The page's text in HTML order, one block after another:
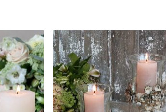
Add to
wishlist
Add to
wishlist